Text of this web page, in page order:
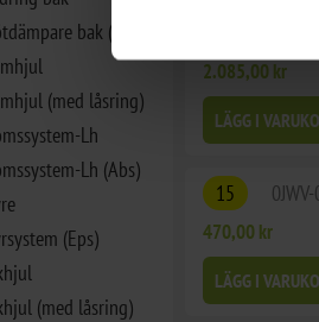
bak (gas)
(med låsring)
Lh
Lh (Abs)
(Eps)
(med låsring)
2.085,00 kr
LÄGG I
15
470,00 kr
LÄGG I